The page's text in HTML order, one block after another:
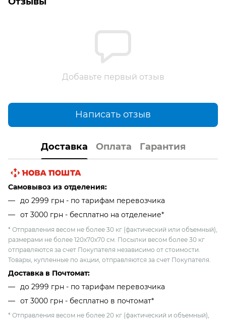
Добавьте первый отзыв
Написать отзыв
Доставка Оплата Гарантия
Самовывоз из отделения:
до 2999 грн - по тарифам перевозчика
от 3000 грн - бесплатно на отделение*
* Отправления весом не более 30 кг (фактический или объемный),
размерами не более 120х70х70 см. Посылки весом более 30 кг
отправляются за счет Покупателя независимо от стоимости.
Товары, купленные по акции, отправляются за счет Покупателя.
Доставка в Почтомат:
до 2999 грн - по тарифам перевозчика
от 3000 грн - бесплатно в почтомат*
* Отправления весом не более 20 кг (фактический и объемный),